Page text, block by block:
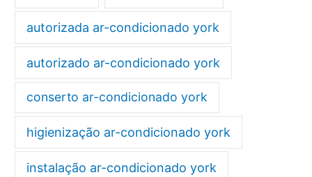
autorizada ar-condicionado york
autorizado ar-condicionado york
conserto ar-condicionado york
higienização ar-condicionado york
instalação ar-condicionado york